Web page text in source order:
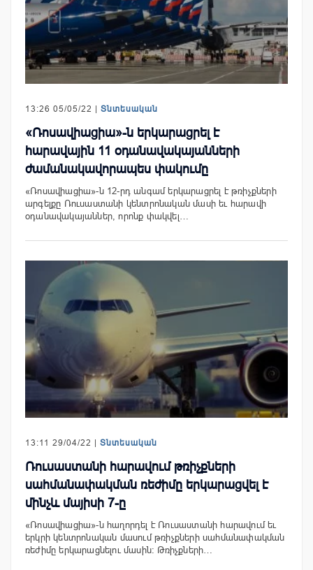
13:26 05/05/22 | Տնտեսական
«Ռոսավիացիա»-ն երկարացրել է
հարավային 11 օդանավակայանների
ժամանակավորապես փակումը
«Ռոսավիացիա»-ն 12-րդ անգամ երկարացրել է թռիչքների
արգելքը Ռուսաստանի կենտրոնական մասի եւ հարավի
օդանավակայաններ, որոնք փակվել…
13:11 29/04/22 | Տնտեսական
Ռուսաստանի հարավում թռիչքների
սահմանափակման ռեժիմը երկարացվել է
մինչև մայիսի 7-ը
«Ռոսավիացիա»-ն հաղորդել է Ռուսաստանի հարավում եւ
երկրի կենտրոնական մասում թռիչքների սահմանափակման
ռեժիմը երկարացնելու մասին: Թռիչքների…